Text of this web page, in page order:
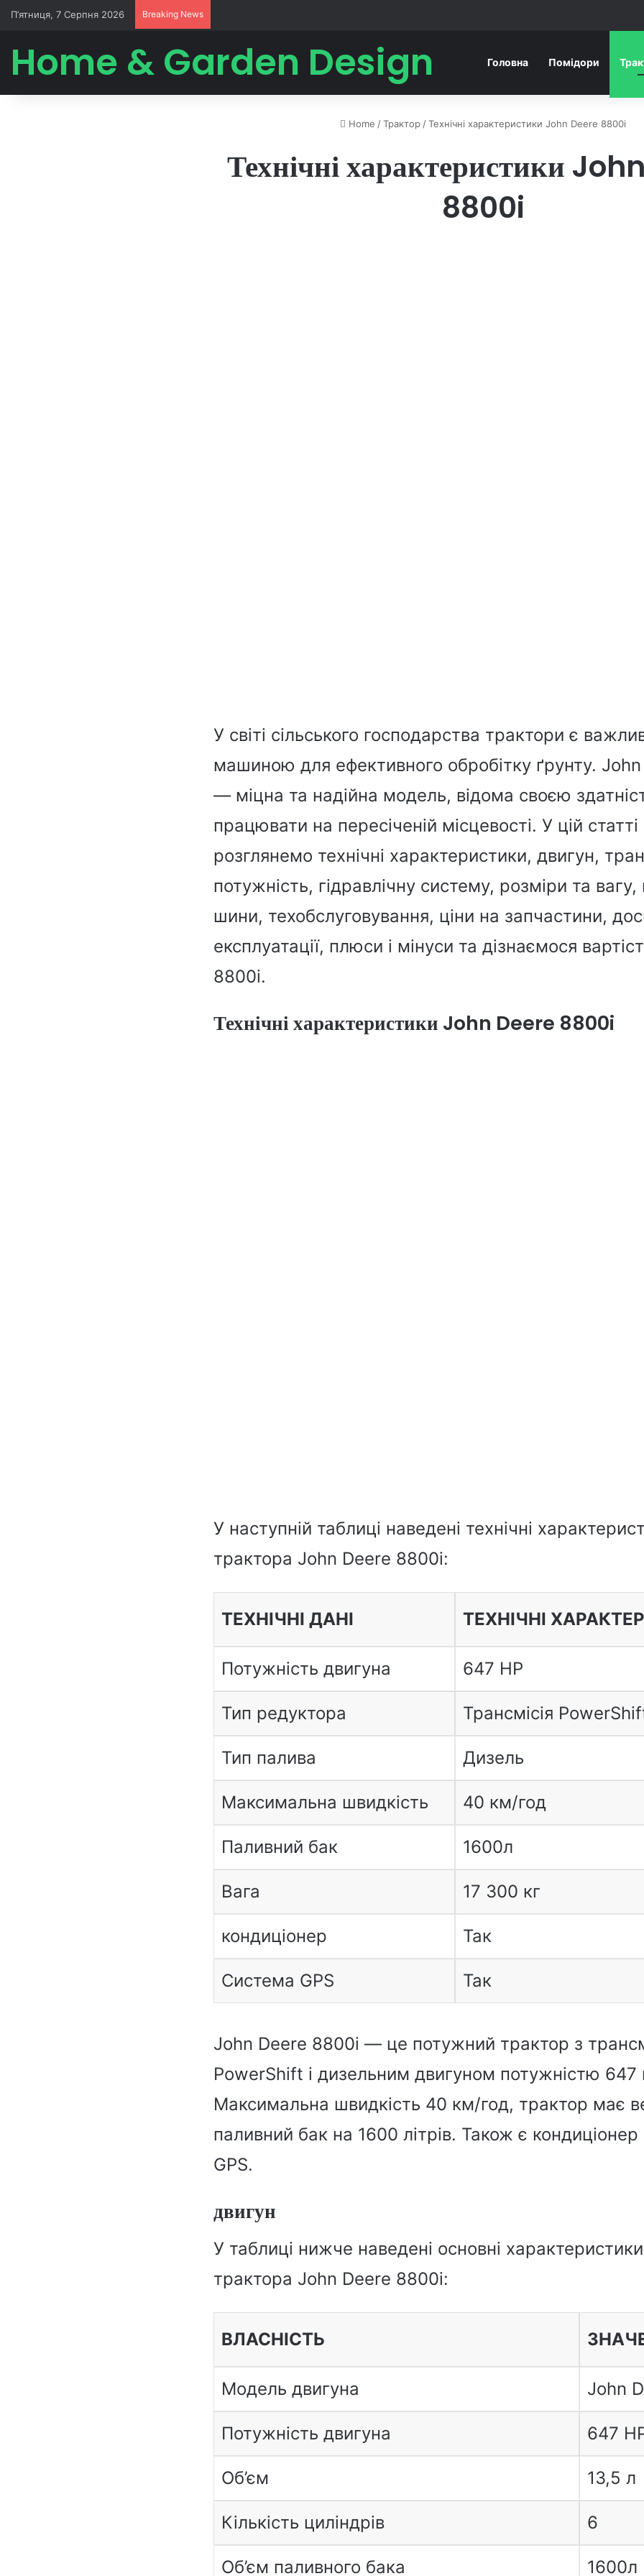
П’ятниця, 7 Серпня 2026 Breaking News
Home & Garden Design Головна Помідори
Home /Трактор /Технічні характеристики John Deere 8800i
Технічні характеристики
8800i
У світі сільського господарства трактори є
машиною для ефективного обробітку ґрунту.
— міцна та надійна модель, відома своєю
працювати на пересіченій місцевості. У цій
розглянемо технічні характеристики, двигун,
потужність, гідравлічну систему, розміри та вагу,
шини, техобслуговування, ціни на запчастини,
експлуатації, плюси і мінуси та дізнаємося
8800i.
Технічні характеристики John Deere 8800i
У наступній таблиці наведені технічні
трактора John Deere 8800i:
ТЕХНІЧНІ ДАНІ ТЕХНІЧНІ
Потужність двигуна 647 HP
Тип редуктора Трансмісія
Тип палива Дизель
Максимальна швидкість 40 км/год
Паливний бак 1600л
Вага 17 300 кг
кондиціонер Так
Система GPS Так
John Deere 8800i — це потужний трактор з
PowerShift і дизельним двигуном потужністю 647
Максимальна швидкість 40 км/год, трактор має
паливний бак на 1600 літрів. Також є кондиціонер
GPS.
двигун
У таблиці нижче наведені основні
трактора John Deere 8800i:
ВЛАСНІСТЬ
Модель двигуна John
Потужність двигуна 647
Об’єм 13,5 л
Кількість циліндрів 6
Об’єм паливного бака 1600л